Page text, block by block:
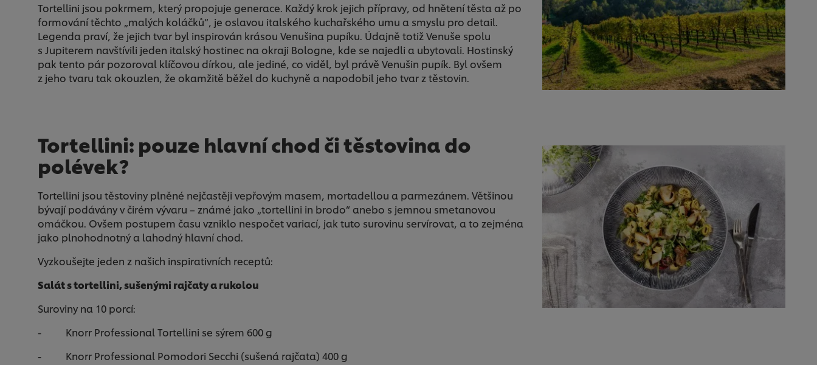
Tortellini jsou pokrmem, který propojuje generace. Každý krok jejich přípravy, od hnětení těsta až po
formování těchto „malých koláčků“, je oslavou italského kuchařského umu a smyslu pro detail.
Legenda praví, že jejich tvar byl inspirován krásou Venušina pupíku. Údajně totiž Venuše spolu
s Jupiterem navštívili jeden italský hostinec na okraji Bologne, kde se najedli a ubytovali. Hostinský
pak tento pár pozoroval klíčovou dírkou, ale jediné, co viděl, byl právě Venušin pupík. Byl ovšem
z jeho tvaru tak okouzlen, že okamžitě běžel do kuchyně a napodobil jeho tvar z těstovin.
Tortellini: pouze hlavní chod či těstovina do
polévek?
Tortellini jsou těstoviny plněné nejčastěji vepřovým masem, mortadellou a parmezánem. Většinou
bývají podávány v čirém vývaru – známé jako „tortellini in brodo“ anebo s jemnou smetanovou
omáčkou. Ovšem postupem času vzniklo nespočet variací, jak tuto surovinu servírovat, a to zejména
jako plnohodnotný a lahodný hlavní chod.
Vyzkoušejte jeden z našich inspirativních receptů:
Salát s tortellini, sušenými rajčaty a rukolou
Suroviny na 10 porcí:
- Knorr Professional Tortellini se sýrem 600 g
- Knorr Professional Pomodori Secchi (sušená rajčata) 400 g